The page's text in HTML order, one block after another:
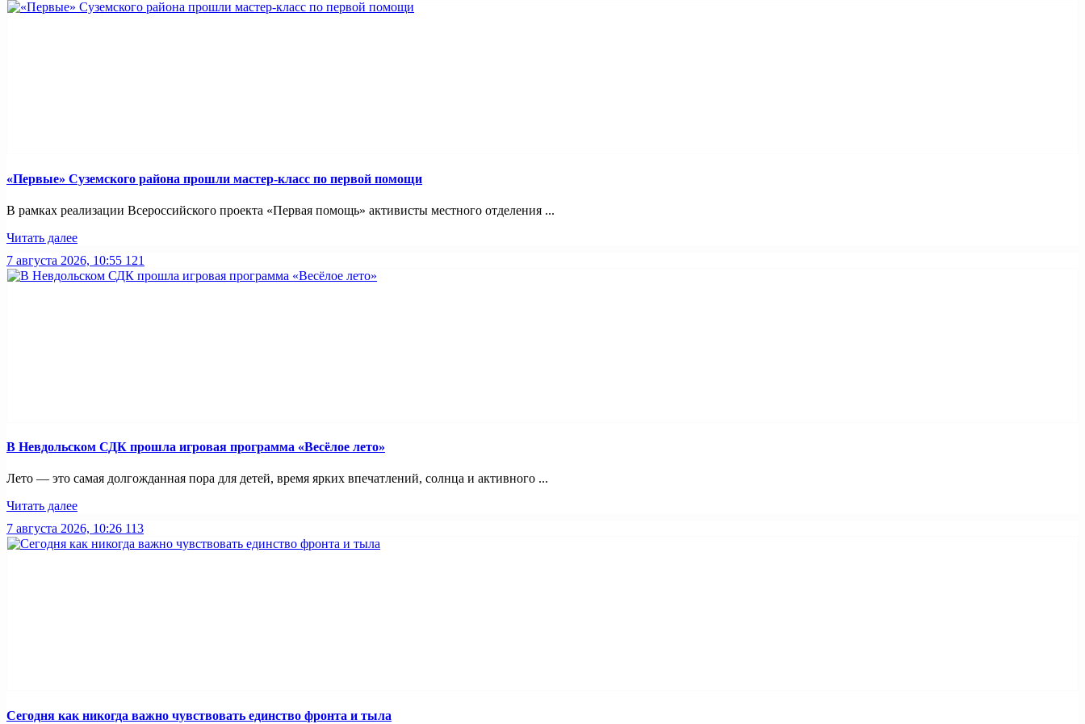
«Первые» Суземского района прошли мастер-класс по первой помощи
В рамках реализации Всероссийского проекта «Первая помощь» активисты местного отделения ...
Читать далее
7 августа 2026, 10:55 121
В Невдольском СДК прошла игровая программа «Весёлое лето»
Лето — это самая долгожданная пора для детей, время ярких впечатлений, солнца и активного ...
Читать далее
7 августа 2026, 10:26 113
Сегодня как никогда важно чувствовать единство фронта и тыла